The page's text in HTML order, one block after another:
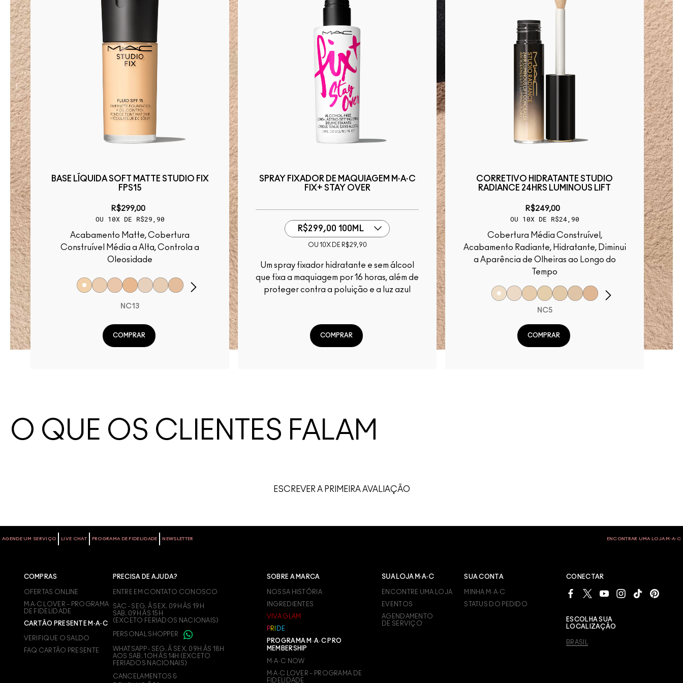
BASE LÍQUIDA SOFT MATTE STUDIO FIX
FPS15
R$299,00
OU 10X DE R$29,90
Acabamento Matte, Cobertura
Construível Média a Alta, Controla a
Oleosidade
NC13
COMPRAR
SPRAY FIXADOR DE MAQUIAGEM M·A·C
FIX+ STAY OVER
R$299,00 100ML
OU 10X DE R$29,90
Um spray fixador hidratante e sem álcool
que fixa a maquiagem por 16 horas, além de
proteger contra a poluição e a luz azul
COMPRAR
CORRETIVO HIDRATANTE STUDIO
RADIANCE 24HRS LUMINOUS LIFT
R$249,00
OU 10X DE R$24,90
Cobertura Média Construível,
Acabamento Radiante, Hidratante, Diminui
a Aparência de Olheiras ao Longo do
Tempo
NC5
COMPRAR
O QUE OS CLIENTES FALAM
ESCREVER A PRIMEIRA AVALIAÇÃO
AGENDE UM SERVIÇO LIVE CHAT PROGRAMA DE FIDELIDADE NEWSLETTER ENCONTRAR UMA LOJA M∙A∙C
COMPRAS
OFERTAS ONLINE
M∙A∙C LOVER – PROGRAMA
DE FIDELIDADE
CARTÃO PRESENTE M·A·C
VERIFIQUE O SALDO
FAQ CARTÃO PRESENTE
PRECISA DE AJUDA?
ENTRE EM CONTATO CONOSCO
SAC - SEG. À SEX. 09H ÀS 19H
SAB. 09H ÀS 15H
(EXCETO FERIADOS NACIONAIS)
PERSONAL SHOPPER
WHATSAPP - SEG. À SEX. 09H ÀS 18H
AOS SAB. 1OH ÀS 14H (EXCETO
FERIADOS NACIONAIS)
CANCELAMENTOS &
SOBRE A MARCA
NOSSA HISTÓRIA
INGREDIENTES
VIVA GLAM
PR D E
PROGRAMA M·A·C PRO
MEMBERSHIP
M·A·C NOW
M∙A∙C LOVER – PROGRAMA DE
FIDELIDADE
SUA LOJA M·A·C
ENCONTRE UMA LOJA
EVENTOS
AGENDAMENTO
DE SERVIÇO
SUA CONTA
MINHA M·A·C
STATUS DO PEDIDO
CONECTAR
ESCOLHA SUA
LOCALIZAÇÃO
BRASIL